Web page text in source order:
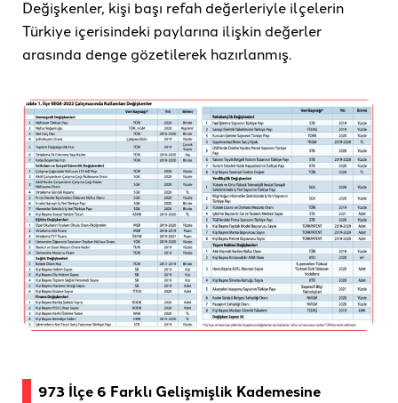
Değişkenler, kişi başı refah değerleriyle ilçelerin
Türkiye içerisindeki paylarına ilişkin değerler
arasında denge gözetilerek hazırlanmış.
973 İlçe 6 Farklı Gelişmişlik Kademesine